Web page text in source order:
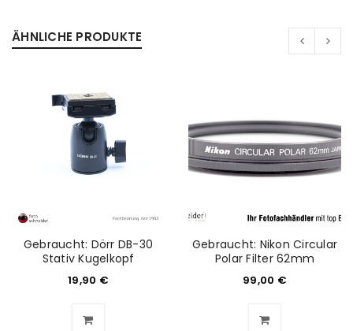
Passwort *
Anmeldeformular geschützt durch
Angemeldet bleiben
ANMELDEN
REGISTRIEREN
E-Mail-Adresse
ÄHNLICHE PRODUKTE
Gebraucht: Dörr DB-30
Stativ Kugelkopf
19,90 €
Gebraucht: Nikon Circular
Polar Filter 62mm
99,00 €